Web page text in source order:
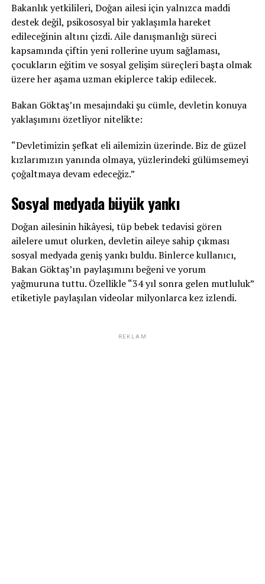
Bakanlık yetkilileri, Doğan ailesi için yalnızca maddi
destek değil, psikososyal bir yaklaşımla hareket
edileceğinin altını çizdi. Aile danışmanlığı süreci
kapsamında çiftin yeni rollerine uyum sağlaması,
çocukların eğitim ve sosyal gelişim süreçleri başta olmak
üzere her aşama uzman ekiplerce takip edilecek.
Bakan Göktaş’ın mesajındaki şu cümle, devletin konuya
yaklaşımını özetliyor nitelikte:
“Devletimizin şefkat eli ailemizin üzerinde. Biz de güzel
kızlarımızın yanında olmaya, yüzlerindeki gülümsemeyi
çoğaltmaya devam edeceğiz.”
Sosyal medyada büyük yankı
Doğan ailesinin hikâyesi, tüp bebek tedavisi gören
ailelere umut olurken, devletin aileye sahip çıkması
sosyal medyada geniş yankı buldu. Binlerce kullanıcı,
Bakan Göktaş’ın paylaşımını beğeni ve yorum
yağmuruna tuttu. Özellikle “34 yıl sonra gelen mutluluk”
etiketiyle paylaşılan videolar milyonlarca kez izlendi.
REKLAM